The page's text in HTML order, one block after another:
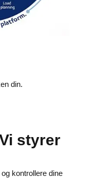
din.
styrer
kontrollere dine